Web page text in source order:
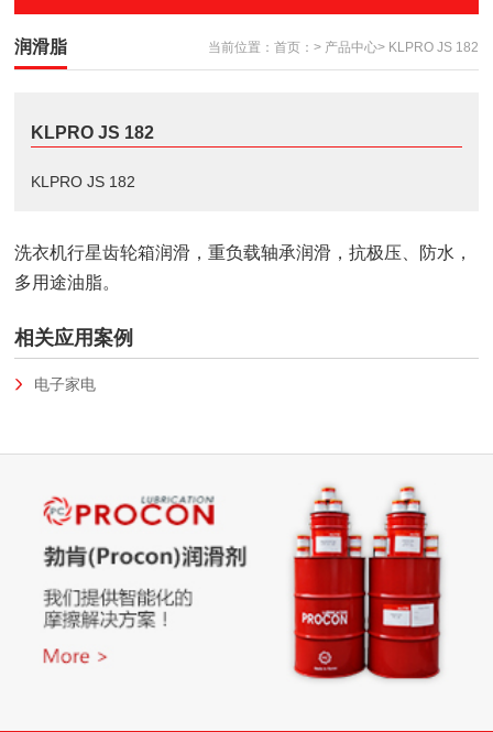
润滑脂 当前位置： 首页： > 产品中心> KLPRO JS 182
KLPRO JS 182
KLPRO JS 182
洗衣机行星齿轮箱润滑，重负载轴承润滑，抗极压、防水，
多用途油脂。
相关应用案例
电子家电